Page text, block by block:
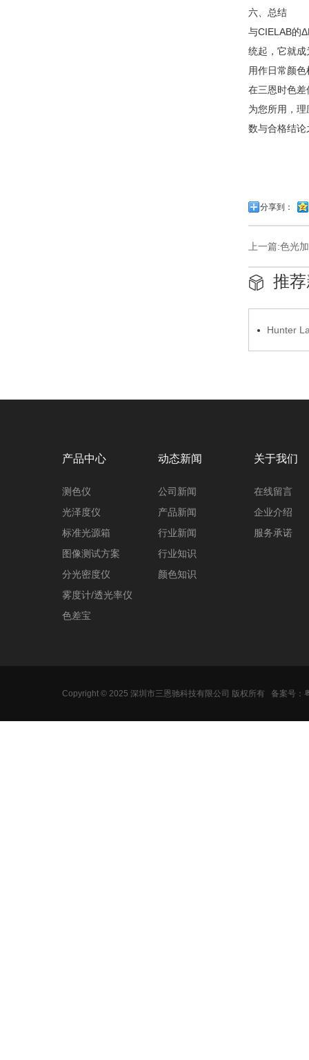
六、总结
与CIELAB的
统起，它就
用作日常颜
在三恩时色
为您所用，
数与合格结
分享到：
上一篇:色光
推
Hunter
产品中心
测色仪
光泽度仪
标准光源箱
图像测试方案
分光密度仪
雾度计/透光率仪
色差宝
动态新闻
公司新闻
产品新闻
行业新闻
行业知识
颜色知识
关于我们
在线留言
企业介绍
服务承诺
Copyright © 2025 深圳市三恩驰科技有限公司 版权所有 备案号：